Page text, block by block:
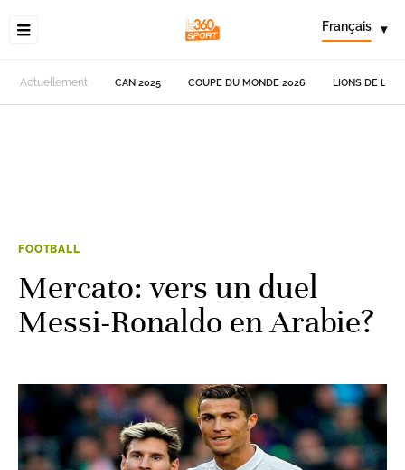
Français ▾
Actuellement CAN 2025 COUPE DU MONDE 2026 LIONS DE
FOOTBALL
Mercato: vers un duel
Messi-Ronaldo en Arabie?